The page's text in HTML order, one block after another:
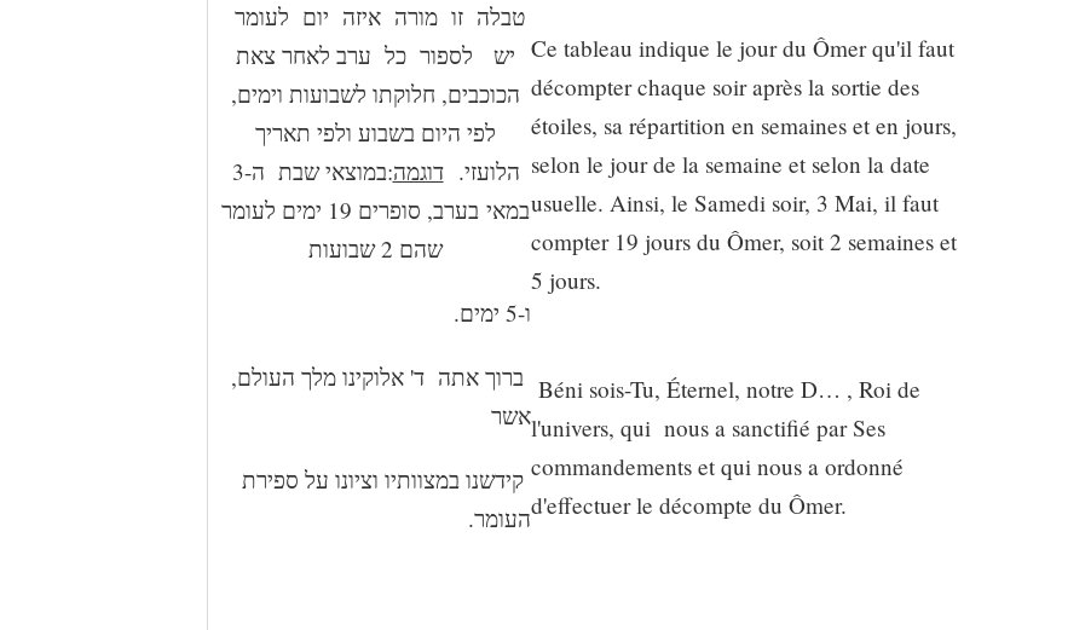
Ce tableau indique le jour du Ômer qu'il faut
décompter chaque soir après la sortie des
étoiles, sa répartition en semaines et en jours,
selon le jour de la semaine et selon la date
usuelle. Ainsi, le Samedi soir, 3 Mai, il faut
compter 19 jours du Ômer, soit 2 semaines et
5 jours.
טבלה זו מורה איזה יום לעומר
יש לספור כל ערב לאחר צאת
הכוכבים, חלוקתו לשבועות וימים,
לפי היום בשבוע ולפי תאריך
הלועזי.דוגמה:
במוצאי שבת ה-3
במאי בערב, סופרים 19 ימים לעומר
שהם 2 שבועות
ו-5 ימים.
Béni sois-Tu, Éternel, notre D… , Roi de
l'univers, qui nous a sanctifié par Ses
commandements et qui nous a ordonné
d'effectuer le décompte du Ômer.
ברוך אתה ד' אלוקינו מלך העולם,
אשר
קידשנו במצוותיו וציונו על ספירת
העומר.